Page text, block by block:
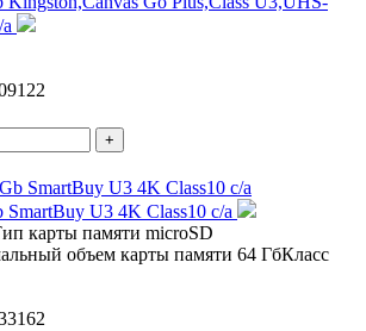
+
U3 4K Class10 с/а
карты памяти microSD
объем карты памяти 64 ГбКласс